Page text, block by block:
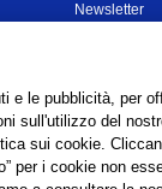
Newsletter
Condizioni di
e le pubblicità, per
sull'utilizzo del
sui cookie.
per i cookie non